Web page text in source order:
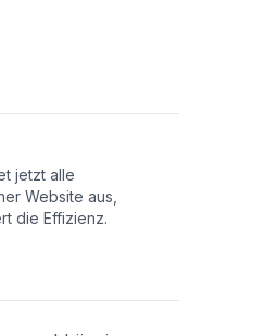
jetzt alle
Website aus,
die Effizienz.